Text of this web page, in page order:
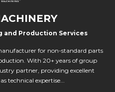
and Production Services
for non-standard parts
With 20+ years of group
partner, providing excellent
technical expertise...